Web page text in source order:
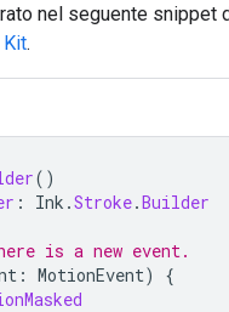
nel seguente
Kit.
()
: Ink .Stroke.Builder
is a new event.
: MotionEvent)
{